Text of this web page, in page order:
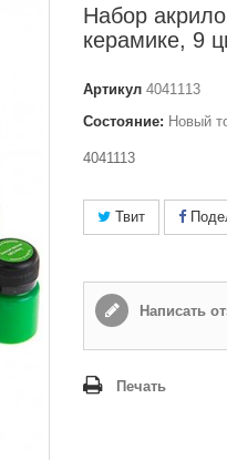
Набор
керамике, 9
Артикул 4041113
Состояние: Новый
4041113
Твит
Написать
Печать